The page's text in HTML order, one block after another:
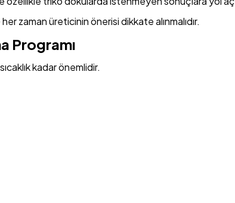
zaman üreticinin önerisi dikkate alınmalıdır.
Programı
kadar önemlidir.